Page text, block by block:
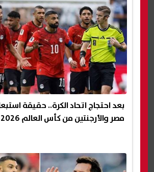
بعد احتجاج اتحاد الكرة.. حقيقة
مصر والأرجنتين من كأس العالم 2026